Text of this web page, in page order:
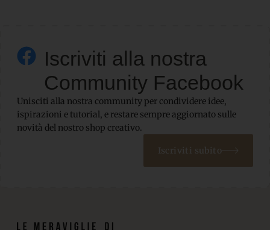
Iscriviti alla nostra
Community Facebook
Unisciti alla nostra community per condividere idee,
ispirazioni e tutorial, e restare sempre aggiornato sulle
novità del nostro shop creativo.
Iscriviti subito